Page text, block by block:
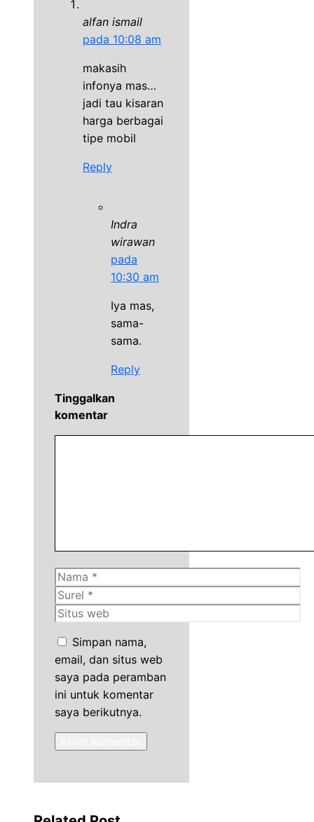
alfan ismail
pada 10:08 am
makasih
infonya mas…
jadi tau kisaran
harga berbagai
tipe mobil
Reply
Indra
wirawan
pada
10:30 am
Iya mas,
sama-
sama.
Reply
Tinggalkan
komentar
Nama
Surel
Situs
Simpan nama,
email, dan situs web
saya pada peramban
ini untuk komentar
saya berikutnya.